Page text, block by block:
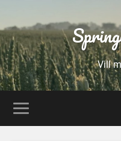
Vill